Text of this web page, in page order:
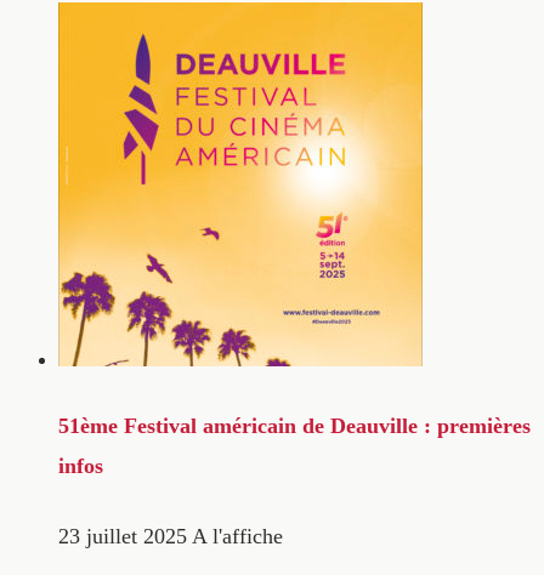
51ème Festival américain de Deauville : premières
infos
23 juillet 2025 A l'affiche